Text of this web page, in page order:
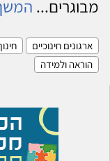
מבוגרים...
ארגונים חינוכיים
הוראה ולמידה